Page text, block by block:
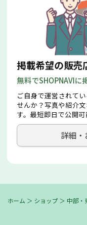
掲載希望の販売
無料でSHOPNAVIに
ご自身で運営されて
せんか？写真や紹介
す。最短即日で公開可
詳細
ホーム ＞ ショップ ＞ 中部・